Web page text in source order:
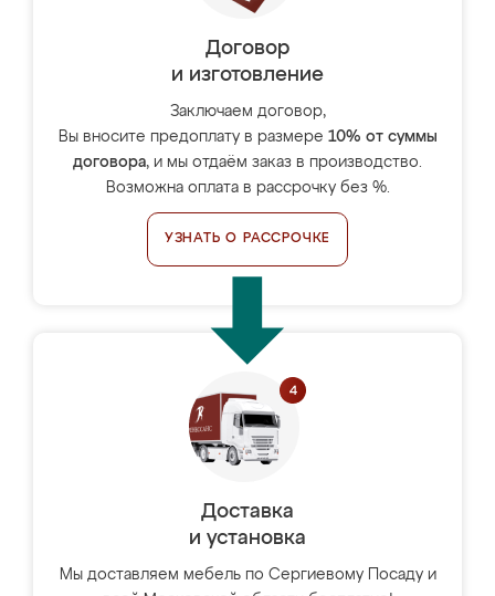
Договор
и изготовление
Заключаем договор,
Вы вносите предоплату в размере 10% от суммы
договора, и мы отдаём заказ в производство.
Возможна оплата в рассрочку без %.
УЗНАТЬ О РАССРОЧКЕ
Доставка
и установка
Мы доставляем мебель по Сергиевому Посаду и